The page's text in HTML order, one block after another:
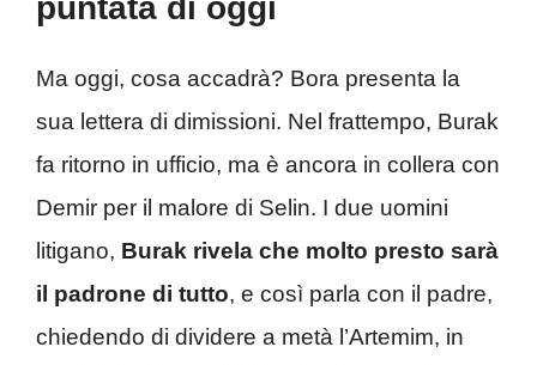
puntata di oggi
Ma oggi, cosa accadrà? Bora presenta la
sua lettera di dimissioni. Nel frattempo, Burak
fa ritorno in ufficio, ma è ancora in collera con
Demir per il malore di Selin. I due uomini
litigano, Burak rivela che molto presto sarà
il padrone di tutto, e così parla con il padre,
chiedendo di dividere a metà l’Artemim, in